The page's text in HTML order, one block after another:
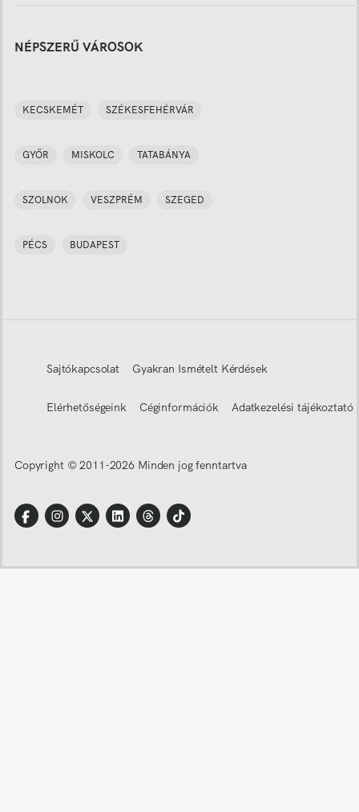
NÉPSZERŰ VÁROSOK
KECSKEMÉT SZÉKESFEHÉRVÁR
GYŐR MISKOLC TATABÁNYA
SZOLNOK VESZPRÉM SZEGED
PÉCS BUDAPEST
Sajtókapcsolat Gyakran Ismételt Kérdések
Elérhetőségeink Céginformációk Adatkezelési tájékoztató
Copyright © 2011-2026 Minden jog fenntartva